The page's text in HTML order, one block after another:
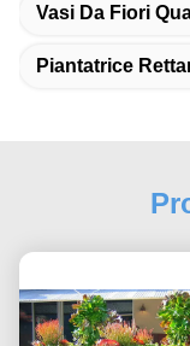
Vasi Da Fiori
Piantatrice